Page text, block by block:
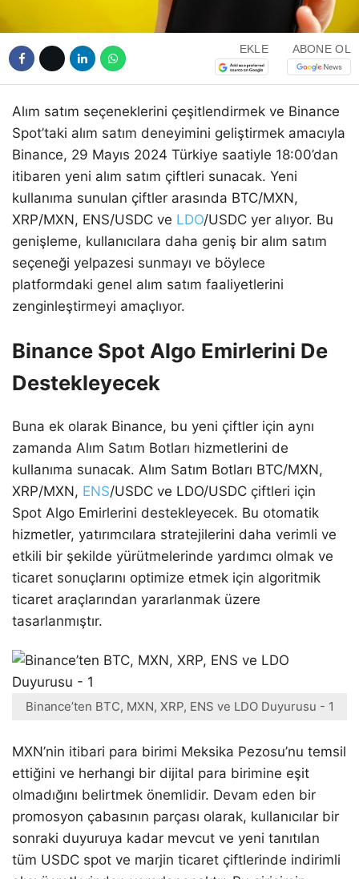
EKLE ABONE OL
Alım satım seçeneklerini çeşitlendirmek ve Binance
Spot’taki alım satım deneyimini geliştirmek amacıyla
Binance, 29 Mayıs 2024 Türkiye saatiyle 18:00’dan
itibaren yeni alım satım çiftleri sunacak. Yeni
kullanıma sunulan çiftler arasında BTC/MXN,
XRP/MXN, ENS/USDC ve LDO/USDC yer alıyor. Bu
genişleme, kullanıcılara daha geniş bir alım satım
seçeneği yelpazesi sunmayı ve böylece
platformdaki genel alım satım faaliyetlerini
zenginleştirmeyi amaçlıyor.
Binance Spot Algo Emirlerini De
Destekleyecek
Buna ek olarak Binance, bu yeni çiftler için aynı
zamanda Alım Satım Botları hizmetlerini de
kullanıma sunacak. Alım Satım Botları BTC/MXN,
XRP/MXN, ENS/USDC ve LDO/USDC çiftleri için
Spot Algo Emirlerini destekleyecek. Bu otomatik
hizmetler, yatırımcılara stratejilerini daha verimli ve
etkili bir şekilde yürütmelerinde yardımcı olmak ve
ticaret sonuçlarını optimize etmek için algoritmik
ticaret araçlarından yararlanmak üzere
tasarlanmıştır.
Binance’ten BTC, MXN, XRP, ENS ve LDO Duyurusu - 1
MXN’nin itibari para birimi Meksika Pezosu’nu temsil
ettiğini ve herhangi bir dijital para birimine eşit
olmadığını belirtmek önemlidir. Devam eden bir
promosyon çabasının parçası olarak, kullanıcılar bir
sonraki duyuruya kadar mevcut ve yeni tanıtılan
tüm USDC spot ve marjin ticaret çiftlerinde indirimli